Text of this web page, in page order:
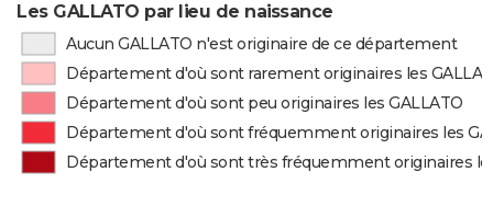
Les GALLATO par lieu de naissance
Aucun GALLATO n'est originaire de ce département
Département d'où sont rarement originaires les
Département d'où sont peu originaires les GALLATO
Département d'où sont fréquemment originaires les
Département d'où sont très fréquemment originaires